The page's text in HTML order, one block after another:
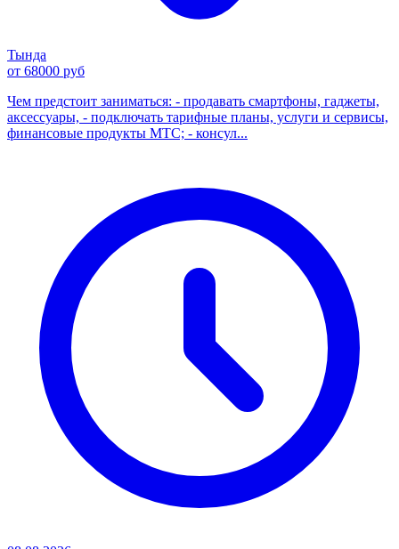
Тында
от 68000 руб
Чем предстоит заниматься: - продавать смартфоны, гаджеты,
аксессуары, - подключать тарифные планы, услуги и сервисы,
финансовые продукты МТС; - консул...